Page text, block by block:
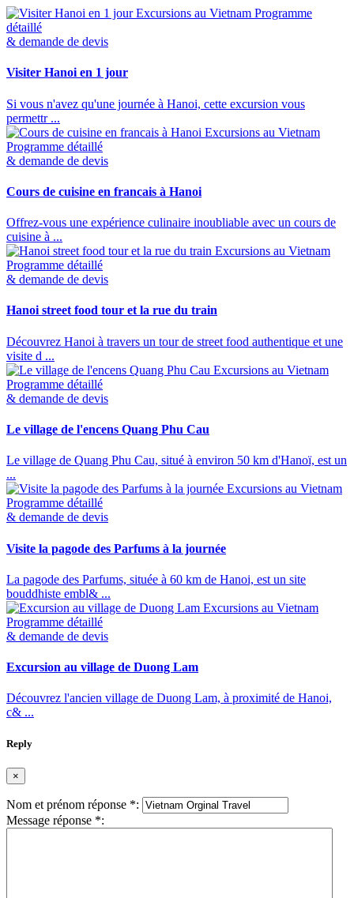
Excursions au Vietnam Programme
détaillé
& demande de devis
Visiter Hanoi en 1 jour
Si vous n'avez qu'une journée à Hanoi, cette excursion vous
permettr ...
Excursions au Vietnam
Programme détaillé
& demande de devis
Cours de cuisine en francais à Hanoi
Offrez-vous une expérience culinaire inoubliable avec un cours de
cuisine à ...
Excursions au Vietnam
Programme détaillé
& demande de devis
Hanoi street food tour et la rue du train
Découvrez Hanoi à travers un tour de street food authentique et une
visite d ...
Excursions au Vietnam
Programme détaillé
& demande de devis
Le village de l'encens Quang Phu Cau
Le village de Quang Phu Cau, situé à environ 50 km d'Hanoï, est un
...
Excursions au Vietnam
Programme détaillé
& demande de devis
Visite la pagode des Parfums à la journée
La pagode des Parfums, située à 60 km de Hanoi, est un site
bouddhiste embl& ...
Excursions au Vietnam
Programme détaillé
& demande de devis
Excursion au village de Duong Lam
Découvrez l'ancien village de Duong Lam, à proximité de Hanoi,
c& ...
Reply
×
Nom et prénom réponse *:
Message réponse *: